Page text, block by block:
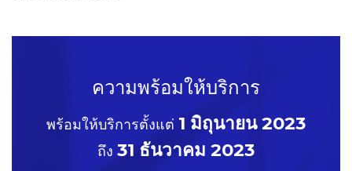
ความพร้อมให้บริการ
พร้อมให้บริการตั้งแต่ 1 มิถุนายน 2023
ถึง 31 ธันวาคม 2023